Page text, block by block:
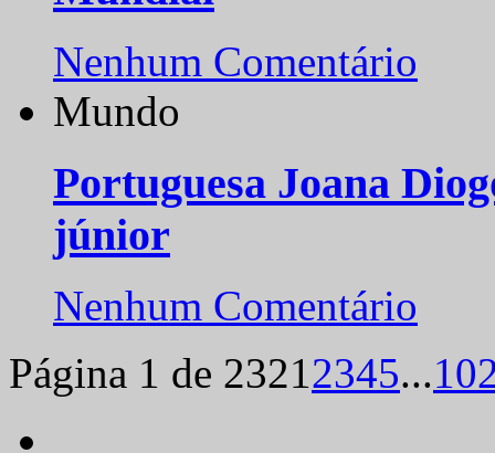
Nenhum Comentário
Mundo
Portuguesa Joana
júnior
Nenhum Comentário
Página 1 de 23212345...10